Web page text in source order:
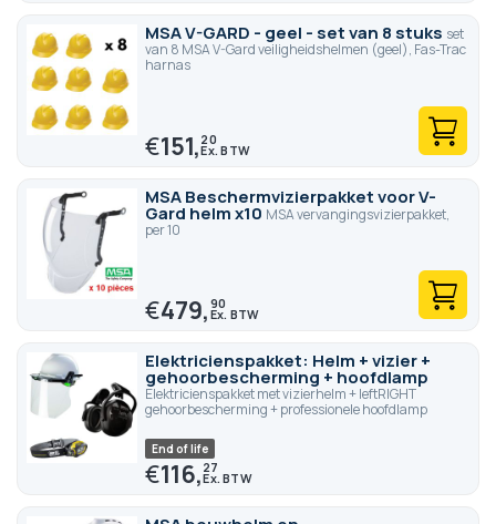
MSA V-GARD - geel - set van 8 stuks set
van 8 MSA V-Gard veiligheidshelmen (geel), Fas-Trac
harnas
€151,20
MSA Beschermvizierpakket voor V-
Gard helm x10 MSA vervangingsvizierpakket,
per 10
€479,90
Elektricienspakket: Helm + vizier +
gehoorbescherming + hoofdlamp
Elektricienspakket met vizierhelm + leftRIGHT
gehoorbescherming + professionele hoofdlamp
End of life
€116,27